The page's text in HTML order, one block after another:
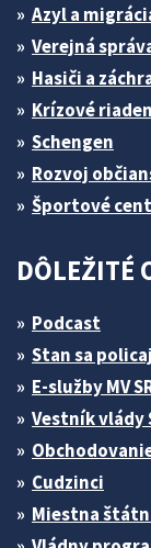
Azyl a
Verejná
Hasiči a
Krízové
Schengen
Rozvoj
Športové
DÔLEŽITÉ
Podcast
Stan sa
E-služby MV
Vestník vlády
Cudzinci
Miestna